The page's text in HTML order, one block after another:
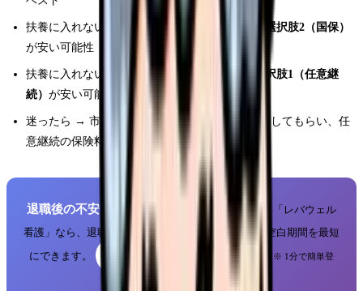
扶養に入れない＋前年の年収が400万円以下 → 選択肢2（国保）
が安い可能性
扶養に入れない＋前年の年収が400万円超 →
選択肢1（任意継
続） が安い可能性
迷ったら → 市区町村役場で国保の保険料を試算してもらい、任
意継続の保険料と比較する
退職後の不安、転職先が決まれば解消します
「レバウェル
看護」なら、退職前から次の職場探しをサポート。空白期間を最短
にできます。
無料で転職相談する ※ 1分で簡単登